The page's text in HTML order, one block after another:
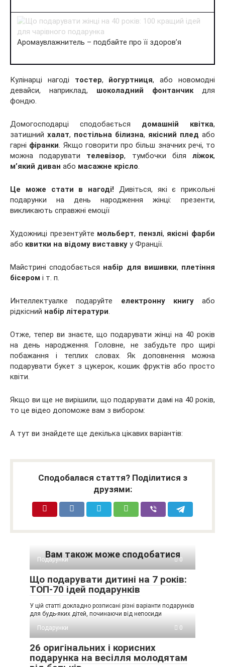
Аромаувлажнитель – подбайте про її здоров’я
Кулінарці нагоді тостер, йогуртниця, або новомодні
девайси, наприклад, шоколадний фонтанчикдля
фондю.
Домогосподарці сподобається домашній квітка,
затишний халат, постільна білизна, якісний плед або
гарні фіранки. Якщо говорити про більш значних речі, то
можна подарувати телевізор, тумбочки біляліжок,
м’який диван або масажне крісло.
Це може стати в нагоді! Дивіться, які є прикольні
подарунки на день народження жінці: презенти,
викликають справжні емоції
Художниці презентуйте мольберт, пензлі, якісні фарби
або квитки на відому виставку у Франції.
Майстрині сподобається набір для вишивки, плетіння
бісером і т. п.
Интеллектуалке подаруйте електронну книгуабо
рідкісний набір літератури.
Отже, тепер ви знаєте, що подарувати жінці на 40 років
на день народження. Головне, не забудьте про щирі
побажання і теплих словах. Як доповнення можна
подарувати букет з цукерок, кошик фруктів або просто
квіти.
Якщо ви ще не вирішили, що подарувати дамі на 40 років,
то це відео допоможе вам з вибором:
А тут ви знайдете ще декілька цікавих варіантів:
Сподобалася стаття? Поділитися з
друзями:
Вам також може сподобатися
Подарунки 0
Що подарувати дитині на 7 років:
ТОП-70 ідей подарунків
У цій статті докладно розписані різні варіанти подарунків
для будь-яких дітей, починаючи від непосиди
Подарунки
0
26 оригінальних і корисних
подарунка на весілля молодятам